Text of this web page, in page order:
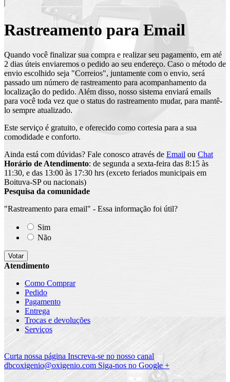
Rastreamento para Email
Quando você finalizar sua compra e realizar seu pagamento, em até
2 dias úteis enviaremos o pedido ao seu endereço. Caso o método de
envio escolhido seja "Correios", juntamente com o envio, será
passado um número de rastreamento para acompanhamento da
localização do pedido. Além disso, nosso sistema enviará emails
para você toda vez que o status do rastreamento mudar, para mantê-
lo sempre atualizado.
Este serviço é gratuito, e oferecido como cortesia para a sua
comodidade e conforto.
Ainda está com dúvidas? Fale conosco através de Email ou Chat
Horário de Atendimento: de segunda a sexta-feira das 8:15 às
11:30, e das 13:00 às 17:30 hrs (exceto feriados municipais em
Boituva-SP ou nacionais)
Pesquisa da comunidade
"Rastreamento para email" - Essa informação foi útil?
Sim
Não
Votar
Atendimento
Como Comprar
Pedido
Pagamento
Entrega
Trocas e devoluções
Serviços
Curta nossa página Inscreva-se no nosso canal
dbcoxigenio@oxigenio.com Siga-nos no Google +